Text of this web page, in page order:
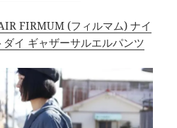
FIRMUM (フィルマム) ナイ
イ ギャザーサルエルパンツ